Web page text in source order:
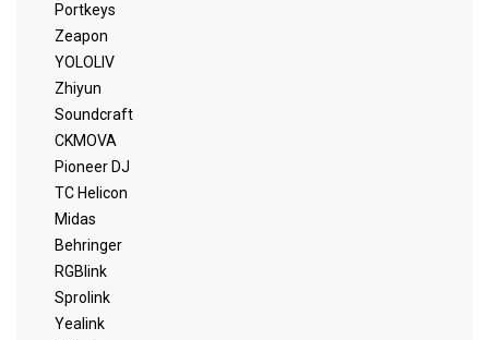
Portkeys
Zeapon
YOLOLIV
Zhiyun
Soundcraft
CKMOVA
Pioneer DJ
TC Helicon
Midas
Behringer
RGBlink
Sprolink
Yealink